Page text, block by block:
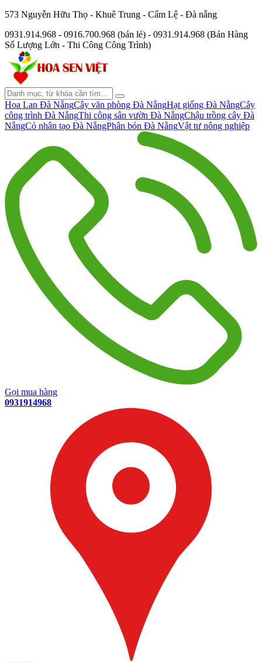
573 Nguyễn Hữu Thọ - Khuê Trung - Cẩm Lệ - Đà nẵng
0931.914.968 - 0916.700.968 (bán lẻ) - 0931.914.968 (Bán Hàng
Số Lượng Lớn - Thi Công Công Trình)
Hoa Lan Đà NẵngCây văn phòng Đà NẵngHạt giống Đà NẵngCây
công trình Đà NẵngThi công sân vườn Đà NẵngChậu trồng cây Đà
NẵngCỏ nhân tạo Đà NẵngPhân bón Đà NẵngVật tư nông nghiệp
Gọi mua hàng
0931914968